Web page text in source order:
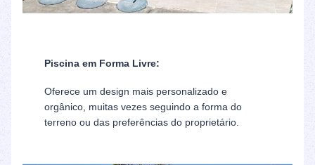
Piscina em Forma Livre:
Oferece um design mais personalizado e
orgânico, muitas vezes seguindo a forma do
terreno ou das preferências do proprietário.